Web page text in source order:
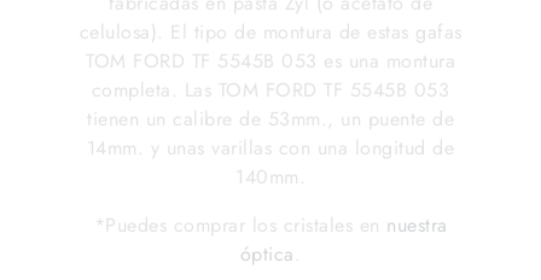
celulosa). El tipo de montura de estas gafas
TOM FORD TF 5545B 053 es una montura
completa. Las TOM FORD TF 5545B 053
tienen un calibre de 53mm., un puente de
14mm. y unas varillas con una longitud de
140mm.
*Puedes comprar los cristales en nuestra
óptica.